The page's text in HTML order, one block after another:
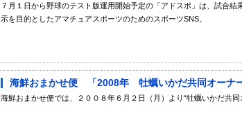
７月１日から野球のテスト版運用開始予定の「アドスポ」は、試合
示を目的としたアマチュアスポーツのためのスポーツSNS。
海鮮おまかせ便 「2008年 牡蠣いかだ共同オーナ
海鮮おまかせ便では、２００８年６月２日（月）より“牡蠣いかだ共同